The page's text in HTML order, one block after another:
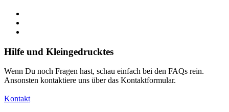
Hilfe und Kleingedrucktes
Wenn Du noch Fragen hast, schau einfach bei den FAQs rein.
Ansonsten kontaktiere uns über das Kontaktformular.
Kontakt